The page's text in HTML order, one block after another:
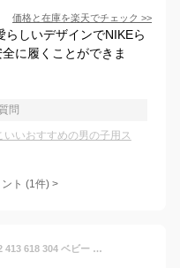
価格と在庫を楽天でチェック >>
らしいデザインでNIKEら
に履くことができま
問
いおすすめの男の子用ス
ト (1件) >
(ナイキ)NIKE 343938 009 415 802 413 618 304 ベビー ダイナモ フリー TD ファーストシューズ 14.0cm ／415